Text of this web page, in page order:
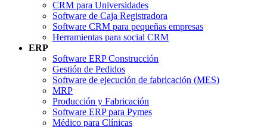
CRM para Universidades
Software de Caja Registradora
Software CRM para pequeñas empresas
Herramientas para social CRM
ERP
Software ERP Construcción
Gestión de Pedidos
Software de ejecución de fabricación (MES)
MRP
Producción y Fabricación
Software ERP para Pymes
Médico para Clínicas